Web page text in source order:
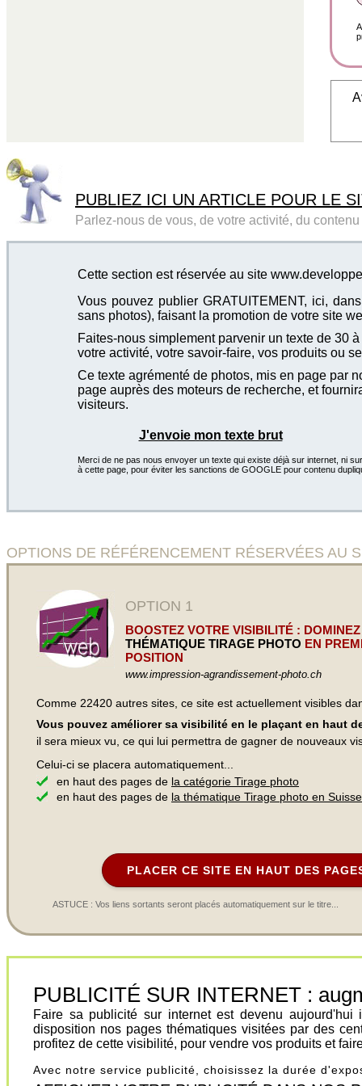
PUBLIEZ ICI UN ARTICLE POUR LE
Parlez-nous de vous, de votre activité, du
Cette section est réservée au site
Vous pouvez publier GRATUITEMENT, ici,
sans photos), faisant la promotion de votre site
Faites-nous simplement parvenir un texte de 30
votre activité, votre savoir-faire, vos produits ou
Ce texte agrémenté de photos, mis en page par
page auprès des moteurs de recherche, et
visiteurs.
J'envoie mon texte brut
Merci de ne pas nous envoyer un texte qui existe déjà sur internet, ni
à cette page, pour éviter les sanctions de GOOGLE pour contenu
OPTIONS DE RÉFÉRENCEMENT RÉSERVÉES AU
OPTION 1
BOOSTEZ VOTRE VISIBILITÉ :
THÉMATIQUE TIRAGE PHOTO EN
POSITION
www.impression-agrandissement-photo.ch
Comme 22420 autres sites, ce site est actuellement visibles
Vous pouvez améliorer sa visibilité en le plaçant en haut
il sera mieux vu, ce qui lui permettra de gagner de nouveaux
Celui-ci se placera automatiquement...
en haut des pages de la catégorie Tirage photo
en haut des pages de la thématique Tirage photo en Suisse
PLACER CE SITE EN HAUT DES
ASTUCE : Vos liens sortants seront placés automatiquement sur le titre...
PUBLICITÉ SUR INTERNET :
Faire sa publicité sur internet est devenu
disposition nos pages thématiques visitées par des
profitez de cette visibilité, pour vendre vos produits et
Avec notre service publicité, choisissez la durée